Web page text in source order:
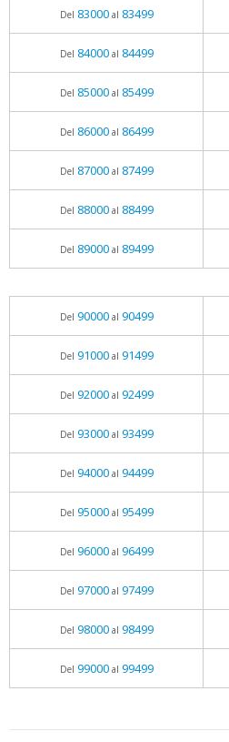
Del 83000al 83499
Del 84000al 84499
Del 85000al 85499
Del 86000al 86499
Del 87000al 87499
Del 88000al 88499
Del 89000al 89499
Del 90000al 90499
Del 91000al 91499
Del 92000al 92499
Del 93000al 93499
Del 94000al 94499
Del 95000al 95499
Del 96000al 96499
Del 97000al 97499
Del 98000al 98499
Del 99000al 99499